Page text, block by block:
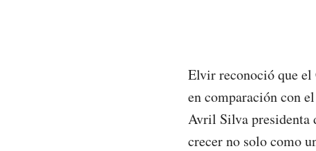
Elvir reconoció que el
en comparación con
Avril Silva presidenta
crecer no solo como